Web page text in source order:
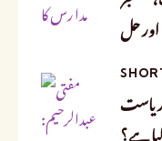
اور حل
ریاست
ہے؟